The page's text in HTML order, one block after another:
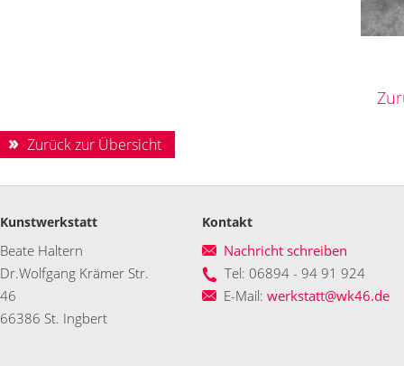
Zurück zur Übersicht
Kunstwerkstatt
Beate Haltern
Dr.Wolfgang Krämer Str.
46
66386 St. Ingbert
Kontakt
Nachricht schreiben
Tel: 06894 - 94 91 924
E-Mail: werkstatt@wk46.de